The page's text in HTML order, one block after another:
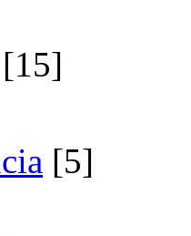
[15]
[5]